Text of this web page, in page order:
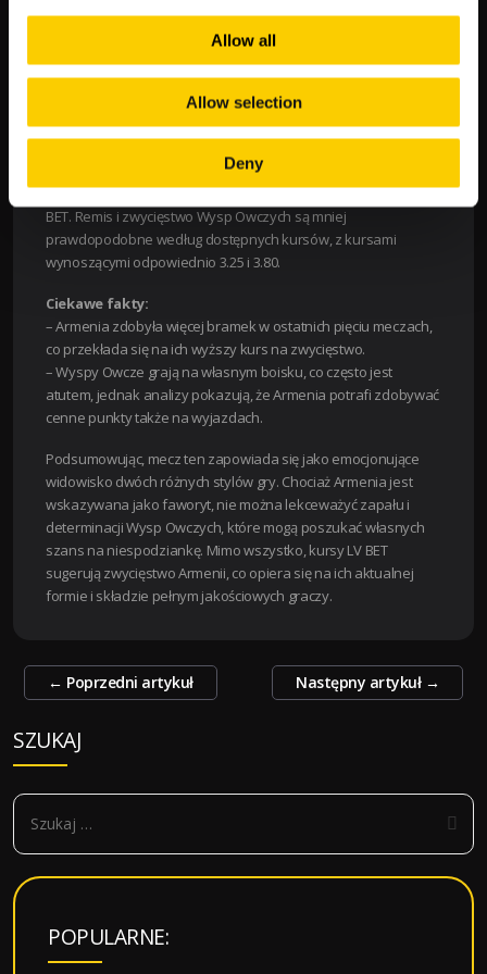
Allow all
Allow selection
Deny
Remis 3.25
Zwycięstwo Wysp Owczych
: Jak można zauważyć, kurs na zwycięstwo
Armenii wynosi 2.00, co stawia ich w roli faworyta według LV
BET. Remis i zwycięstwo Wysp Owczych są mniej
prawdopodobne według dostępnych kursów, z kursami
wynoszącymi odpowiednio 3.25 i 3.80.
Ciekawe fakty:
– Armenia zdobyła więcej bramek w ostatnich pięciu meczach,
co przekłada się na ich wyższy kurs na zwycięstwo.
– Wyspy Owcze grają na własnym boisku, co często jest
atutem, jednak analizy pokazują, że Armenia potrafi zdobywać
cenne punkty także na wyjazdach.
Podsumowując, mecz ten zapowiada się jako emocjonujące
widowisko dwóch różnych stylów gry. Chociaż Armenia jest
wskazywana jako faworyt, nie można lekceważyć zapału i
determinacji Wysp Owczych, które mogą poszukać własnych
szans na niespodziankę. Mimo wszystko, kursy LV BET
sugerują zwycięstwo Armenii, co opiera się na ich aktualnej
formie i składzie pełnym jakościowych graczy.
Zobacz
← Poprzedni artykuł Następny artykuł →
SZUKAJ
S
k
POPULARNE: